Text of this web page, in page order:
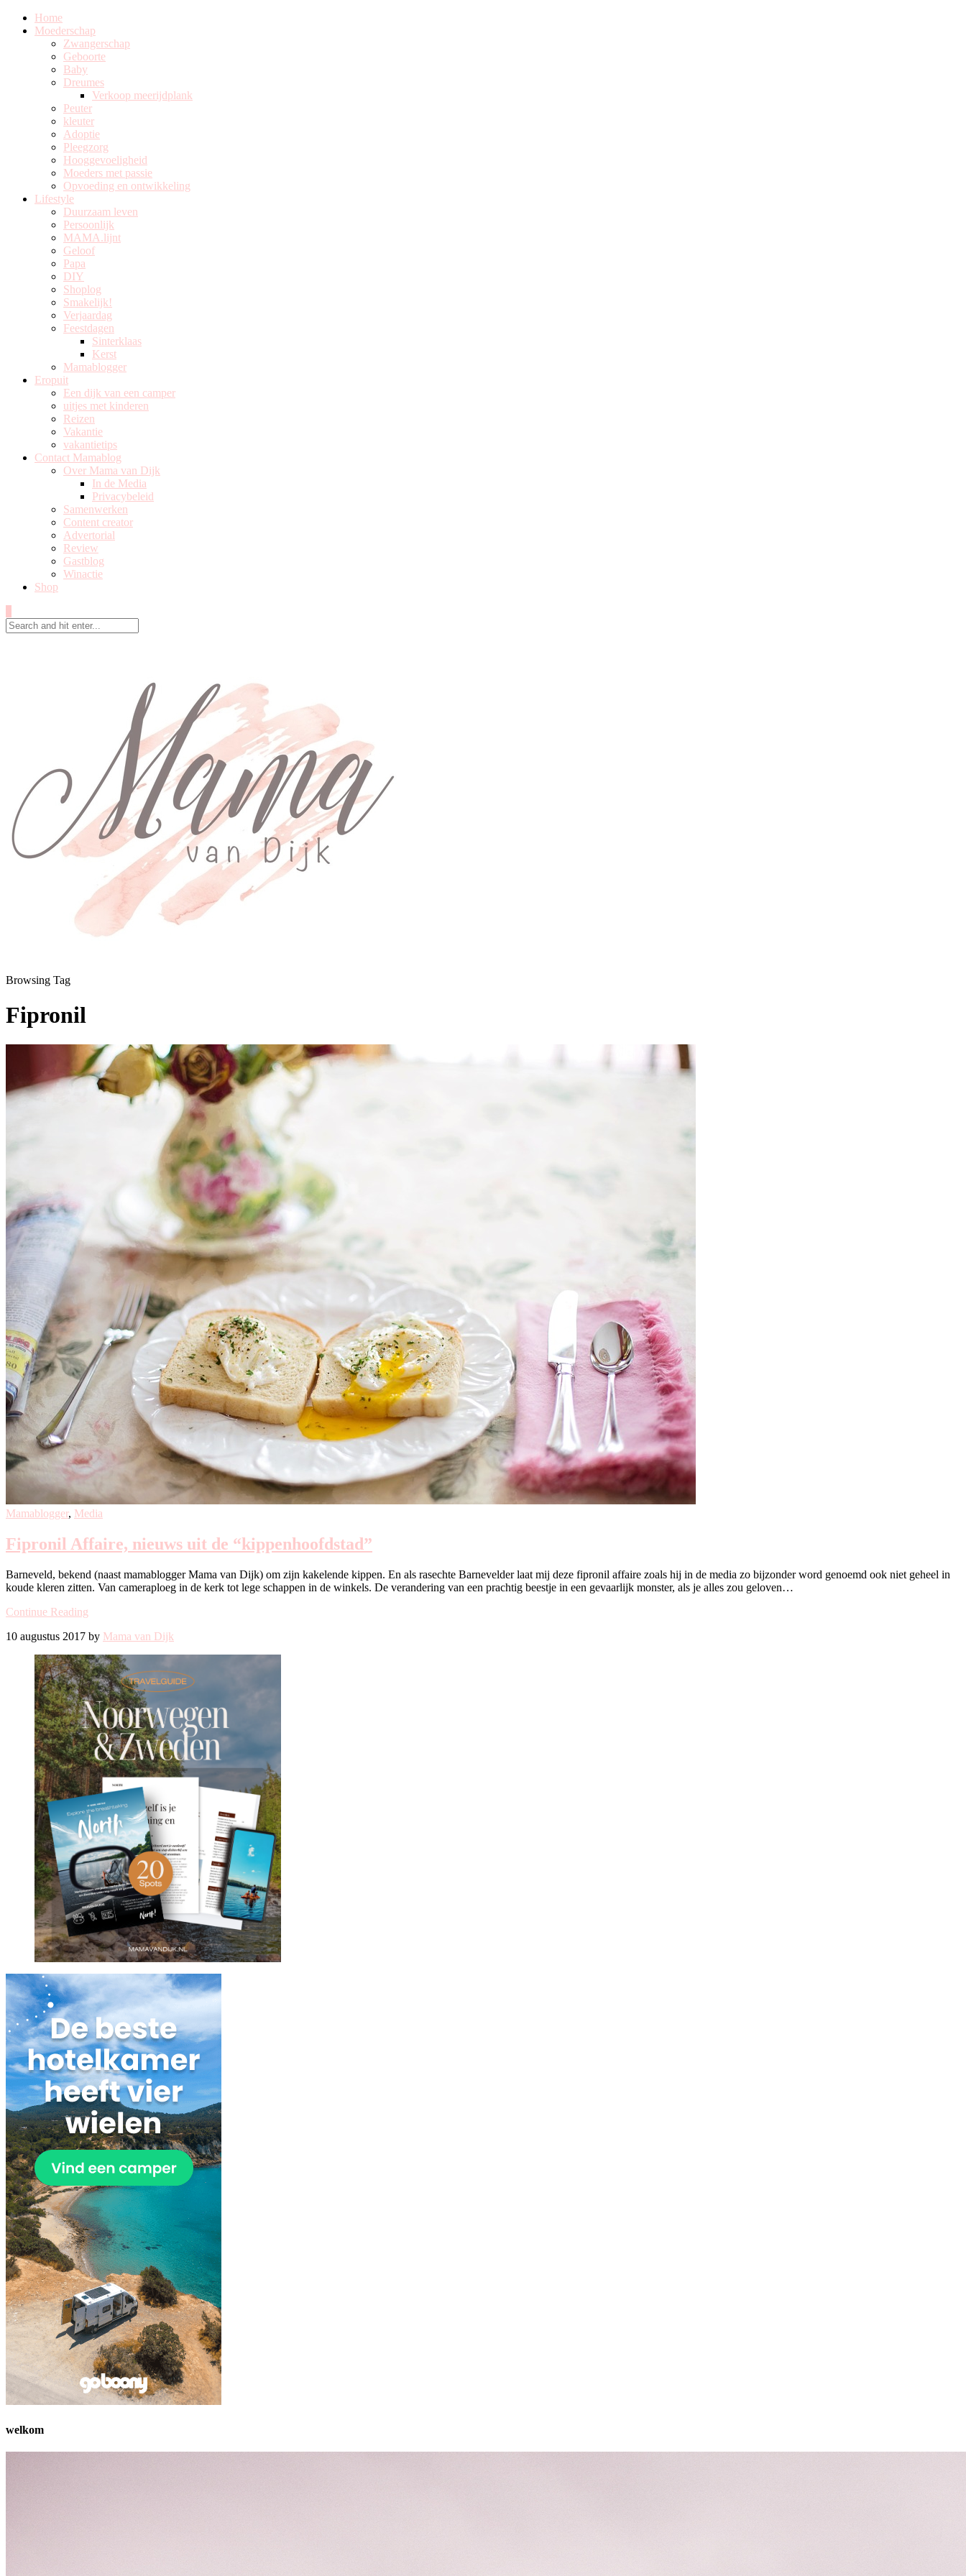
Home
Moederschap
Zwangerschap
Geboorte
Baby
Dreumes
Verkoop meerijdplank
Peuter
kleuter
Adoptie
Pleegzorg
Hooggevoeligheid
Moeders met passie
Opvoeding en ontwikkeling
Lifestyle
Duurzaam leven
Persoonlijk
MAMA.lijnt
Geloof
Papa
DIY
Shoplog
Smakelijk!
Verjaardag
Feestdagen
Sinterklaas
Kerst
Mamablogger
Eropuit
Een dijk van een camper
uitjes met kinderen
Reizen
Vakantie
vakantietips
Contact Mamablog
Over Mama van Dijk
In de Media
Privacybeleid
Samenwerken
Content creator
Advertorial
Review
Gastblog
Winactie
Shop
Browsing Tag
Fipronil
Mamablogger, Media
Fipronil Affaire, nieuws uit de “kippenhoofdstad”
Barneveld, bekend (naast mamablogger Mama van Dijk) om zijn kakelende kippen. En als rasechte Barnevelder laat mij deze fipronil affaire zoals hij in de media zo bijzonder word genoemd ook niet geheel in
koude kleren zitten. Van cameraploeg in de kerk tot lege schappen in de winkels. De verandering van een prachtig beestje in een gevaarlijk monster, als je alles zou geloven…
Continue Reading
10 augustus 2017 by Mama van Dijk
welkom